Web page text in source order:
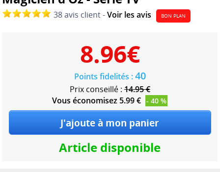
38 avis client -Voir les avis BON PLAN
8.96€
Points fidelités :40
Prix conseillé : 14.95 €
Vous économisez 5.99 €
- 40 %
Article disponible